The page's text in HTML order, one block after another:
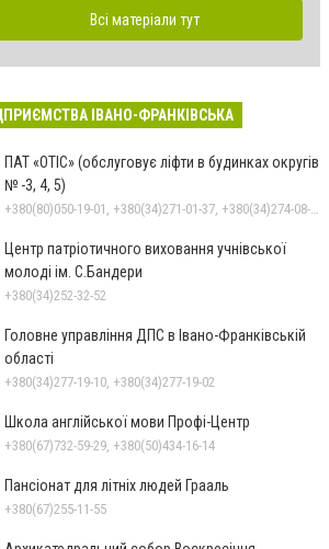
Всі матеріали тут
ІВАНО-ФРАНКІВСЬКА
ПАТ «ОТІС» (обслуговує ліфти в будинках округів
№ -3, 4, 5)
Центр патріотичного виховання учнівської
молоді ім. С.Бандери
+380(34)252-32-52
Головне управління ДПС в Івано-Франківській
області
+380(34)277-19-10, +380(34)277-19-02
Школа англійської мови Профі-Центр
+380(67)732-59-29, +380(50)434-16-14
Пансіонат для літніх людей Грааль
+380(67)255-11-55